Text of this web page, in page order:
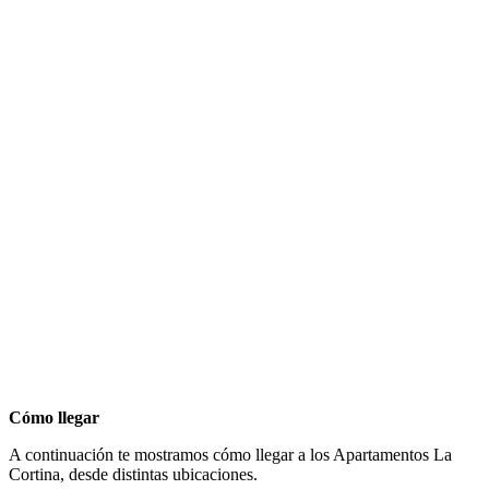
Cómo llegar
A continuación te mostramos cómo llegar a los Apartamentos La
Cortina, desde distintas ubicaciones.